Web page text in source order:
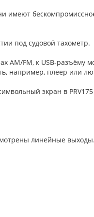
имеют
под судовой тахометр.
AM/FM, к USB-разъёму
например, плеер или
экран в PRV175
линейные выходы.